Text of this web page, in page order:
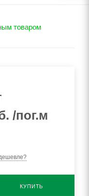
товаром
/пог.м
КУПИТЬ